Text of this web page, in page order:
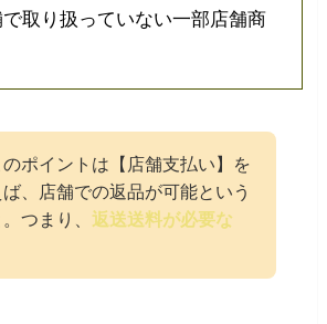
取り扱っていない一部店舗商
のポイントは【店舗支払い】を
、店舗での返品が可能という
つまり、 返送送料が必要な